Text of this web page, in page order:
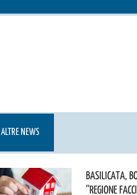
ALTRE NEWS
Basilicata,
“Regione